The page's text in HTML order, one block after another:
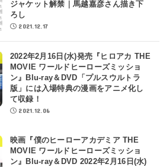
ジャケット解禁｜馬越嘉彦さん描き下
ろし
2021.12.17
2022年2月16日(水)発売『ヒロアカ THE
MOVIE ワールドヒーローズミッショ
ン』Blu-ray＆DVD「プルスウルトラ
版」には入場特典の漫画をアニメ化し
て収録！
2021.12.06
映画『僕のヒーローアカデミア THE
MOVIE ワールドヒーローズミッショ
ン』Blu-ray＆DVD 2022年2月16日(水)